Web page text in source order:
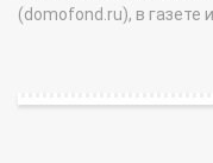
(domofond.ru), в газете